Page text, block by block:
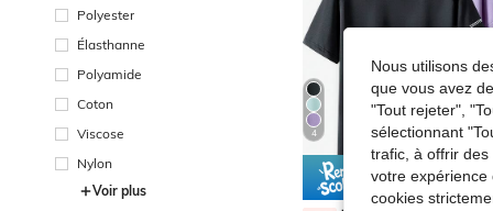
Polyester
Élasthanne
Polyamide
Coton
Viscose
Nylon
Voir plus
4
5% DE
Nous utilisons
que vous avez
"Tout rejeter",
sélectionnant
trafic, à offrir
votre expérience
cookies